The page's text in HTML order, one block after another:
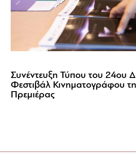
Συνέντευξη Τύπου του 24ου
Φεστιβάλ Κινηματογράφου
Πρεμιέρας